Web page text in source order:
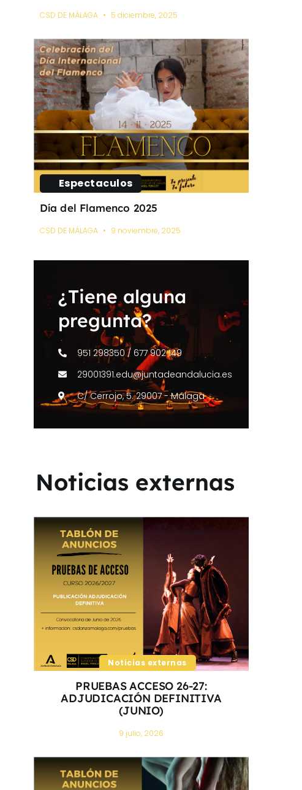
CSD DE MÁLAGA 5 diciembre, 2025
Espectaculos
Día del Flamenco 2025
CSD DE MÁLAGA 9 noviembre, 2025
¿Tiene alguna
pregunta?
951 298350 / 677 902 149
29001391.edu@juntadeandalucia.es
C/ Cerrojo, 5. 29007 - Málaga
Noticias externas
Noticias externas
PRUEBAS ACCESO 26-27:
ADJUDICACIÓN DEFINITIVA
(JUNIO)
9 julio, 2026